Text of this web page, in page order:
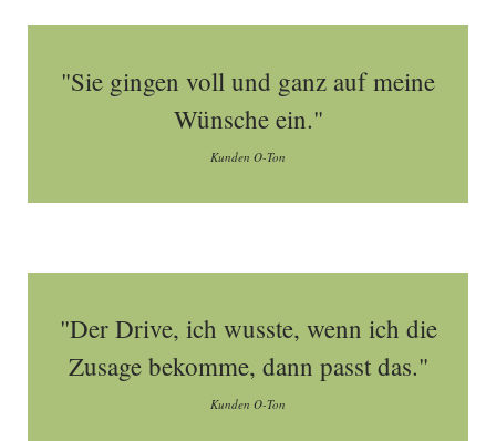
"Sie gingen voll und ganz auf meine
Wünsche ein."
Kunden O-Ton
"Der Drive, ich wusste, wenn ich die
Zusage bekomme, dann passt das."
Kunden O-Ton